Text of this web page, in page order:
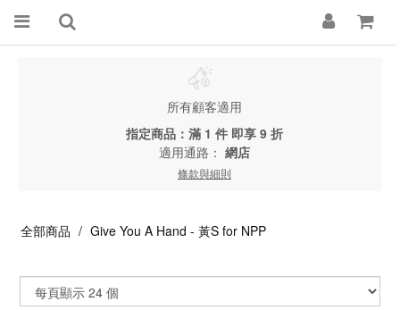
所有顧客適用
指定商品：滿 1 件 即享 9 折
適用通路： 網店
條款與細則
全部商品 Give You A Hand - 黃S for NPP